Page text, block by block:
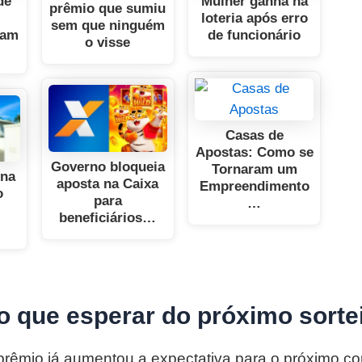
prêmio que sumiu
sem que ninguém
o visse
Governo bloqueia
aposta na Caixa
para
beneficiários…
loteria após erro
de funcionário
Casas de
Apostas: Como se
Tornaram um
Empreendimento
…
que esperar do próximo
já aumentou a expectativa para o próximo